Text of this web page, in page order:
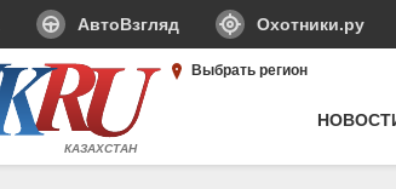
АвтоВзгляд Охотники.ру
КАЗАХСТАН
Выбрать регион